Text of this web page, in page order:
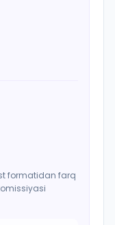
formatidan farq